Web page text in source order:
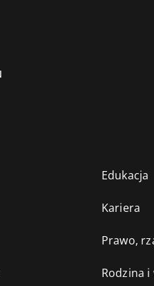
Edukacja
Kariera
Prawo,
Rodzina